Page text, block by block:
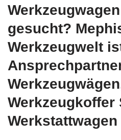
gesucht?
Werkzeugwelt
Werkzeugkoffer
Werkstattwagen